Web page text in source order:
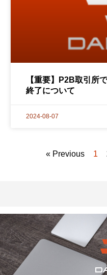
【重要】P2B取引所
終了について
2024-08-07
« Previous 1